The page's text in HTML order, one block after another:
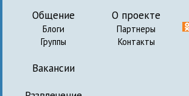
Общение
Блоги
Группы
Вакансии
О проекте
Партнеры
Контакты